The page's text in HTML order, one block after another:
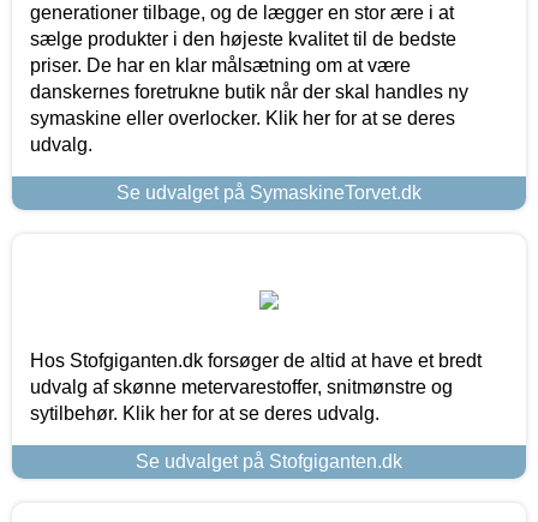
generationer tilbage, og de lægger en stor ære i at
sælge produkter i den højeste kvalitet til de bedste
priser. De har en klar målsætning om at være
danskernes foretrukne butik når der skal handles ny
symaskine eller overlocker. Klik her for at se deres
udvalg.
Se udvalget på SymaskineTorvet.dk
Hos Stofgiganten.dk forsøger de altid at have et bredt
udvalg af skønne metervarestoffer, snitmønstre og
sytilbehør. Klik her for at se deres udvalg.
Se udvalget på Stofgiganten.dk